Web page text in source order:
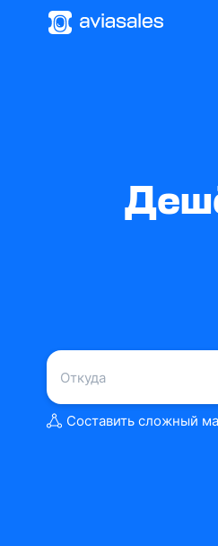
Составить сложный